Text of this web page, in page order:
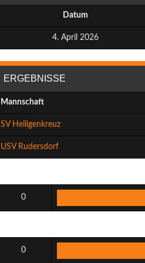
Datum
4. April 2026
ERGEBNISSE
Mannschaft
SV Heiligenkreuz
USV Rudersdorf
0
0